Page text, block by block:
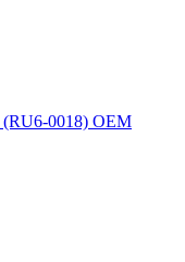
(RU6-0018) OEM